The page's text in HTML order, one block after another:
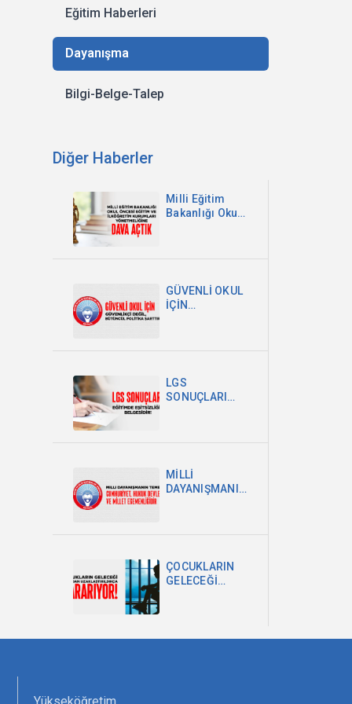
Eğitim Haberleri
Dayanışma
Bilgi-Belge-Talep
Diğer Haberler
Milli Eğitim
Bakanlığı Okul
Dava Açtık
GÜVENLİ OKUL
İÇİN
ŞARTTIR
LGS
SONUÇLARI
MİLLİ
DAYANIŞMANIN
MİLLET
EGEMENLİĞİDİR
ÇOCUKLARIN
GELECEĞİ